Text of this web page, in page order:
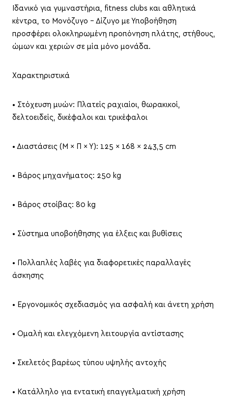
Ιδανικό για γυμναστήρια, fitness clubs και αθλητικά
κέντρα, το Μονόζυγο - Δίζυγο με Υποβοήθηση
προσφέρει ολοκληρωμένη προπόνηση πλάτης, στήθους,
ώμων και χεριών σε μία μόνο μονάδα.
Χαρακτηριστικά
• Στόχευση μυών: Πλατείς ραχιαίοι, θωρακικοί,
δελτοειδείς, δικέφαλοι και τρικέφαλοι
• Διαστάσεις (Μ × Π × Υ): 125 × 168 × 243,5 cm
• Βάρος μηχανήματος: 250 kg
• Βάρος στοίβας: 80 kg
• Σύστημα υποβοήθησης για έλξεις και βυθίσεις
• Πολλαπλές λαβές για διαφορετικές παραλλαγές
άσκησης
• Εργονομικός σχεδιασμός για ασφαλή και άνετη χρήση
• Ομαλή και ελεγχόμενη λειτουργία αντίστασης
• Σκελετός βαρέως τύπου υψηλής αντοχής
• Κατάλληλο για εντατική επαγγελματική χρήση